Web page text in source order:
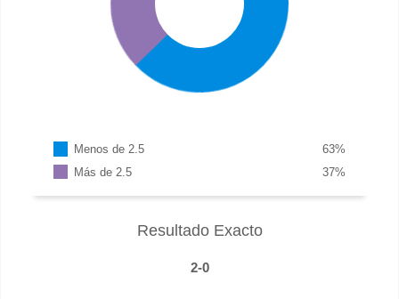
Menos de 2.5 %
63
Más de 2.5
%
37
Resultado Exacto
2-0